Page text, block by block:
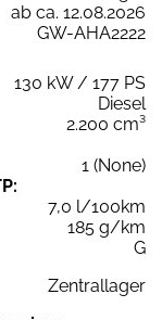
ab ca. 12.08.2026
GW-AHA2222
130 kW / 177 PS
Diesel
2.200 cm³
1 (None)
7,0 l/100km
185 g/km
G
Zentrallager